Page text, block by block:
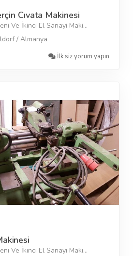
Cıvata Makinesi
Ve İkinci El Sanayi Maki...
/ Almanya
İlk siz yorum yapın
Ve İkinci El Sanayi Maki...